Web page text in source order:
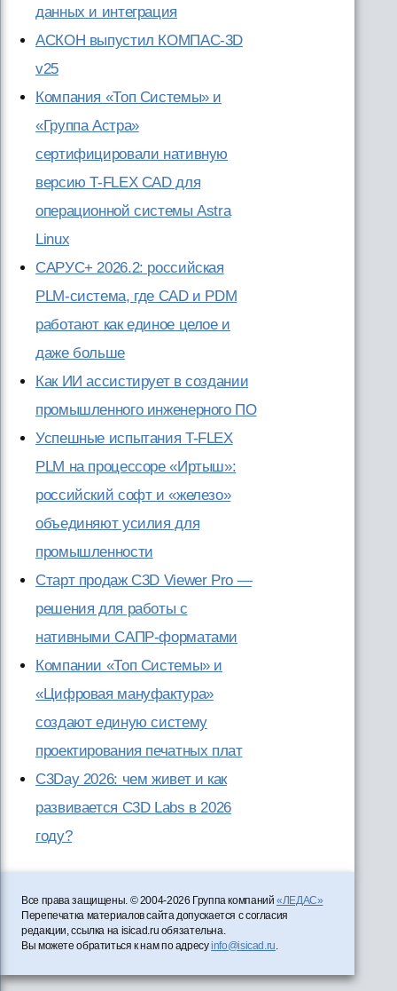
данных и интеграция
АСКОН выпустил КОМПАС-3D
v25
Компания «Топ Системы» и
«Группа Астра»
сертифицировали нативную
версию T-FLEX CAD для
операционной системы Astra
Linux
САРУС+ 2026.2: российская
PLM-система, где CAD и PDM
работают как единое целое и
даже больше
Как ИИ ассистирует в создании
промышленного инженерного ПО
Успешные испытания T-FLEX
PLM на процессоре «Иртыш»:
российский софт и «железо»
объединяют усилия для
промышленности
Старт продаж C3D Viewer Pro —
решения для работы с
нативными САПР-форматами
Компании «Топ Системы» и
«Цифровая мануфактура»
создают единую систему
проектирования печатных плат
C3Day 2026: чем живет и как
развивается C3D Labs в 2026
году?
Все права защищены. © 2004-2026 Группа компаний«ЛЕДАС»
Перепечатка материалов сайта допускается с согласия
редакции, ссылка на isicad.ru обязательна.
Вы можете обратиться к нам по адресуinfo@isicad.ru.